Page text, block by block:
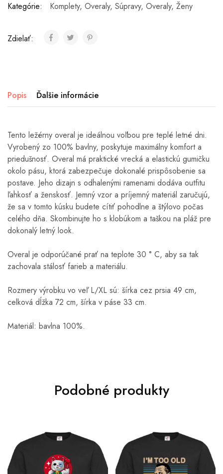
Kategórie: Komplety, Overaly, Súpravy, Overaly, Ženy
Zdielať:
Popis Ďalšie informácie
Tento ležérny overal je ideálnou voľbou pre teplé letné dni.
Vyrobený zo 100% bavlny, poskytuje maximálny komfort a
priedušnosť. Overal má praktické vrecká a elastickú gumičku
okolo pásu, ktorá zabezpečuje dokonalé prispôsobenie sa
postave. Jeho dizajn s odhalenými ramenami dodáva outfitu
ľahkosť a ženskosť. Jemný vzor a príjemný materiál zaručujú,
že sa v tomto kúsku budete cítiť pohodlne a štýlovo počas
celého dňa. Skombinujte ho s klobúkom a taškou na pláž pre
dokonalý letný look.
Overal je odporúčané prať na teplote 30 ° C, aby sa tak
zachovala stálosť farieb a materiálu.
Rozmery výrobku vo veľ L/XL sú: šírka cez prsia 49 cm,
celková dĺžka 72 cm, šírka v páse 33 cm.
Materiál: bavlna 100%.
Podobné produkty